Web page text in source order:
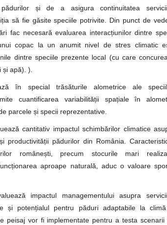
și de a asigura continuitatea
să fie găsite speciile potrivite. Din punct de
fac necesară evaluarea interacțiunilor dintre
copac la un anumit nivel de stres climatic
dintre speciile prezente local (cu care
apă). ).
în special trăsăturile alometrice ale
cuantificarea variabilității spațiale în
parcele și specii reprezentative.
cantitativ impactul schimbărilor climatice
productivității pădurilor din România.
românești, precum stocurile mari
aproape naturală, aduc o valoare
impactul managementului asupra
și potențialul pentru păduri adaptabile la
peisaj vor fi implementate pentru a testa scenarii